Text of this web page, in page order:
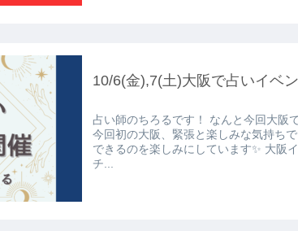
10/6(金),7(土)大阪で占いイベ
占い師のちろるです！ なんと今回大阪で占いイベントを開催します！
今回初の大阪、緊張と楽しみな気持ちでいっぱいで
できるのを楽しみにしています✨ 大阪イベント概要 10月6日(金) 大野プ
チ...